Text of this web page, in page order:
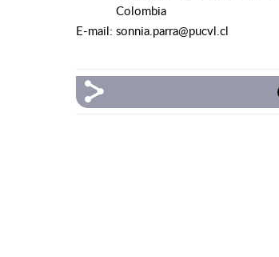
Colombia
E-mail: sonnia.parra@pucvl.cl